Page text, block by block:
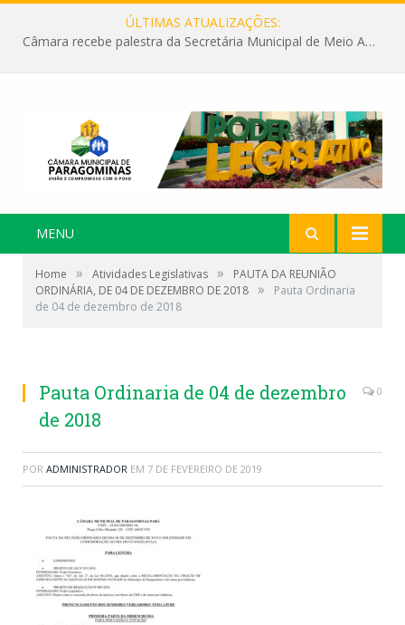
ÚLTIMAS ATUALIZAÇÕES:
Câmara recebe palestra da Secretária Municipal de Meio Ambiente sobre as ações da “SEMANA DO MEIO AMBIENTE”
MENU
Home » Atividades Legislativas »
PAUTA DA REUNIÃO
ORDINÁRIA, DE 04 DE DEZEMBRO DE 2018 »
Pauta Ordinaria
de 04 de dezembro de 2018
Pauta Ordinaria de 04 de dezembro
de 2018
0
POR ADMINISTRADOR EM 7 DE FEVEREIRO DE 2019